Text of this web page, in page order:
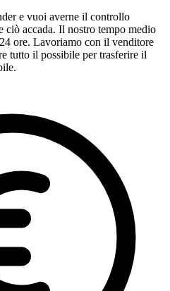
e vuoi averne il controllo
ciò accada. Il nostro tempo medio
ore. Lavoriamo con il venditore
tutto il possibile per trasferire il